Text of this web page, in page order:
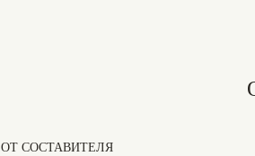
ОТ СОСТАВИТЕЛЯ